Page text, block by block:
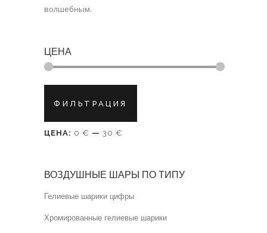
волшебным.
ЦЕНА
цена
ценаФИЛЬТРАЦИЯ
ЦЕНА: 0 € — 30 €
ВОЗДУШНЫЕ ШАРЫ ПО ТИПУ
Гелиевые шарики цифры
Хромированные гелиевые шарики